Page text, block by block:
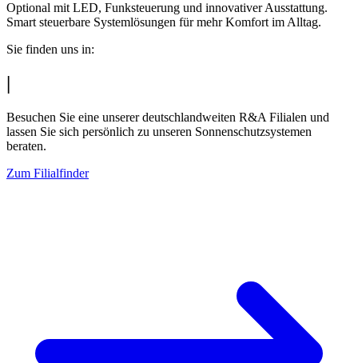
Optional mit LED, Funksteuerung und innovativer Ausstattung.
Smart steuerbare Systemlösungen für mehr Komfort im Alltag.
Sie finden uns in:
|
Besuchen Sie eine unserer deutschlandweiten R&A Filialen und
lassen Sie sich persönlich zu unseren Sonnenschutzsystemen
beraten.
Zum Filialfinder